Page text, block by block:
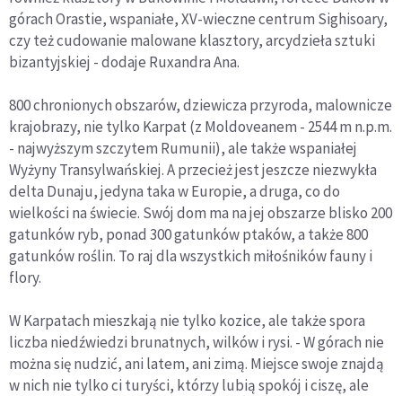
górach Orastie, wspaniałe, XV-wieczne centrum Sighisoary,
czy też cudowanie malowane klasztory, arcydzieła sztuki
bizantyjskiej - dodaje Ruxandra Ana.
800 chronionych obszarów, dziewicza przyroda, malownicze
krajobrazy, nie tylko Karpat (z Moldoveanem - 2544 m n.p.m.
- najwyższym szczytem Rumunii), ale także wspaniałej
Wyżyny Transylwańskiej. A przecież jest jeszcze niezwykła
delta Dunaju, jedyna taka w Europie, a druga, co do
wielkości na świecie. Swój dom ma na jej obszarze blisko 200
gatunków ryb, ponad 300 gatunków ptaków, a także 800
gatunków roślin. To raj dla wszystkich miłośników fauny i
flory.
W Karpatach mieszkają nie tylko kozice, ale także spora
liczba niedźwiedzi brunatnych, wilków i rysi. - W górach nie
można się nudzić, ani latem, ani zimą. Miejsce swoje znajdą
w nich nie tylko ci turyści, którzy lubią spokój i ciszę, ale